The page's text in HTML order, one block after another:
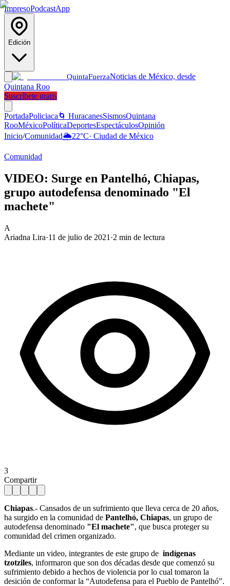
ImpresoPodcastApp
Edición
QuintaFuerzaNoticias de México, desde
Quintana Roo
Suscríbete gratis
PortadaPoliciaca 🌀 HuracanesSismosQuintana
RooMéxicoPolíticaDeportesEspectáculosOpinión
Inicio/Comunidad🌦️22°C· Ciudad de México
Comunidad
VIDEO: Surge en Pantelhó, Chiapas,
grupo autodefensa denominado "El
machete"
A
Ariadna Lira·11 de julio de 2021 ·2 min de lectura
3
Compartir
Chiapas.- Cansados de un sufrimiento que lleva cerca de 20 años,
ha surgido en la comunidad de Pantelhó, Chiapas, un grupo de
autodefensa denominado "El machete", que busca proteger su
comunidad del crimen organizado.
Mediante un video, integrantes de este grupo de indígenas
tzotziles, informaron que son dos décadas desde que comenzó su
sufrimiento debido a hechos de violencia por lo cual tomaron la
desición de conformar la “Autodefensa para el Pueblo de Pantelhó”.